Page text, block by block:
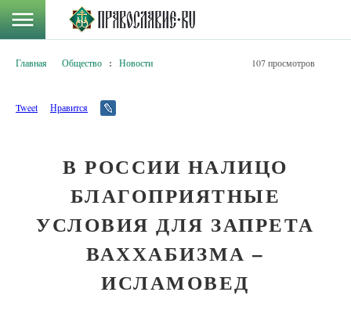
Главная Общество : Новости 107 просмотров
Tweet Нравится
В РОССИИ НАЛИЦО
БЛАГОПРИЯТНЫЕ
УСЛОВИЯ ДЛЯ ЗАПРЕТА
ВАХХАБИЗМА –
ИСЛАМОВЕД